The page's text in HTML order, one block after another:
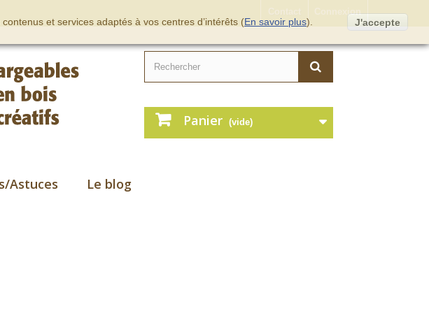
Connexion
Panier (vide)
Astuces Le blog
et services adaptés à vos centres d’intérêts (En savoir plus). J'accepte